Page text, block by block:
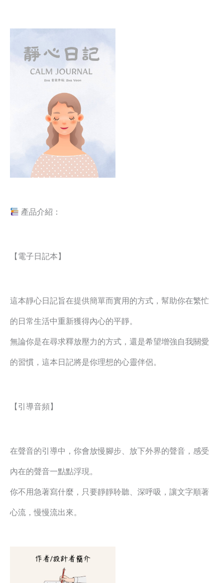
產品介紹：
【電子日記本】
這本靜心日記旨在提供簡單而實用的方式，幫助你在繁忙
的日常生活中重新獲得內心的平靜。
無論你是在尋求釋放壓力的方式，還是希望增強自我關愛
的習慣，這本日記將是你理想的心靈伴侶。
【引導音頻】
在聲音的引導中，你會放慢腳步、放下外界的聲音，感受
內在的聲音一點點浮現。
你不用急著寫什麼，只要靜靜聆聽、深呼吸，讓文字順著
心流，慢慢流出來。